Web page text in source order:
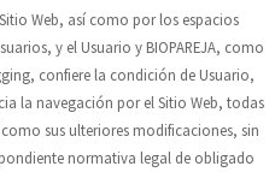
Web, así como por los espacios
y el Usuario y BIOPAREJA, como
confiere la condición de Usuario,
la navegación por el Sitio Web, todas
sus ulteriores modificaciones, sin
normativa legal de obligado